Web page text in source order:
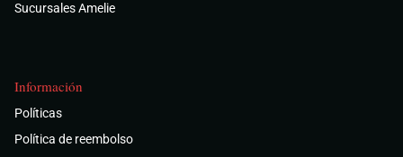
Sucursales Amelie
Información
Políticas
Política de reembolso